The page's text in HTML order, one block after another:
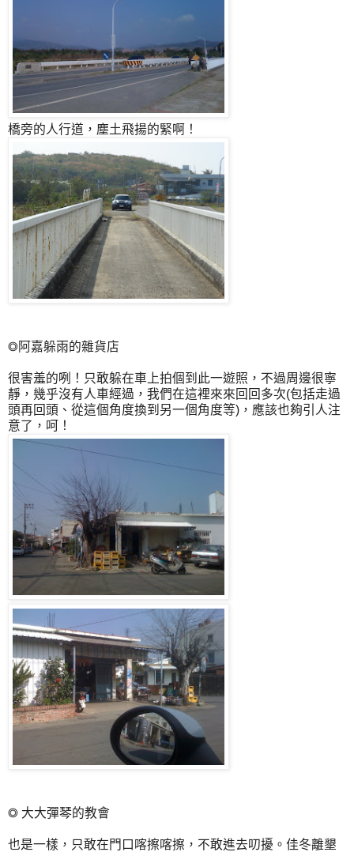
橋旁的人行道，塵土飛揚的緊啊！
◎阿嘉躲雨的雜貨店
很害羞的咧！只敢躲在車上拍個到此一遊照，不過周邊很寧
靜，幾乎沒有人車經過，我們在這裡來來回回多次(包括走過
頭再回頭、從這個角度換到另一個角度等)，應該也夠引人注
意了，呵！
◎ 大大彈琴的教會
也是一樣，只敢在門口喀擦喀擦，不敢進去叨擾。佳冬離墾